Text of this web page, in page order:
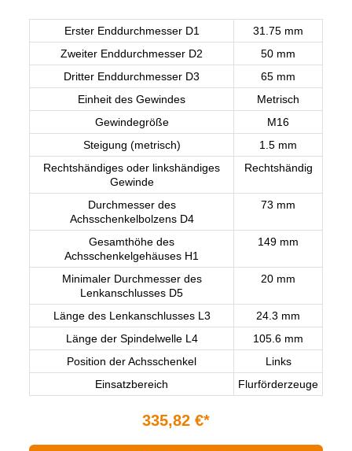
Erster Enddurchmesser D1
31.75 mm
Zweiter Enddurchmesser D2
50 mm
Dritter Enddurchmesser D3
65 mm
Einheit des Gewindes
Metrisch
Gewindegröße
M16
Steigung (metrisch)
1.5 mm
Rechtshändiges oder linkshändiges
Gewinde
Rechtshändig
Durchmesser des
Achsschenkelbolzens D4
73 mm
Gesamthöhe des
Achsschenkelgehäuses H1
149 mm
Minimaler Durchmesser des
Lenkanschlusses D5
20 mm
Länge des Lenkanschlusses L3
24.3 mm
Länge der Spindelwelle L4
105.6 mm
Position der Achsschenkel
Links
Einsatzbereich
Flurförderzeuge
335,82 €*